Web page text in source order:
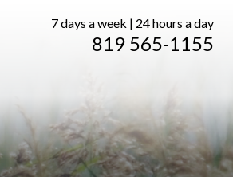
7 days a week | 24 hours a day
819 565-1155